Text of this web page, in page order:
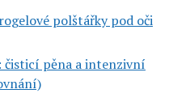
polštářky pod oči
čisticí pěna a intenzivní